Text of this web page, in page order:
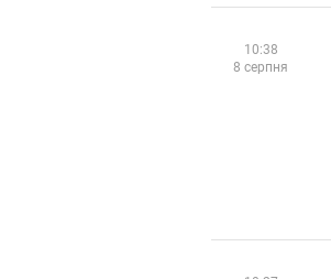
10:38
8 серпня